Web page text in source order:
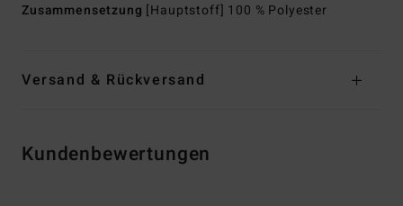
Zusammensetzung [Hauptstoff] 100 % Polyester
Versand & Rückversand
Kundenbewertungen